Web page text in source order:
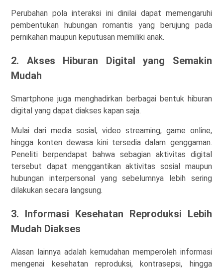
Perubahan pola interaksi ini dinilai dapat memengaruhi
pembentukan hubungan romantis yang berujung pada
pernikahan maupun keputusan memiliki anak.
2. Akses Hiburan Digital yang Semakin
Mudah
Smartphone juga menghadirkan berbagai bentuk hiburan
digital yang dapat diakses kapan saja.
Mulai dari media sosial, video streaming, game online,
hingga konten dewasa kini tersedia dalam genggaman.
Peneliti berpendapat bahwa sebagian aktivitas digital
tersebut dapat menggantikan aktivitas sosial maupun
hubungan interpersonal yang sebelumnya lebih sering
dilakukan secara langsung.
3. Informasi Kesehatan Reproduksi Lebih
Mudah Diakses
Alasan lainnya adalah kemudahan memperoleh informasi
mengenai kesehatan reproduksi, kontrasepsi, hingga